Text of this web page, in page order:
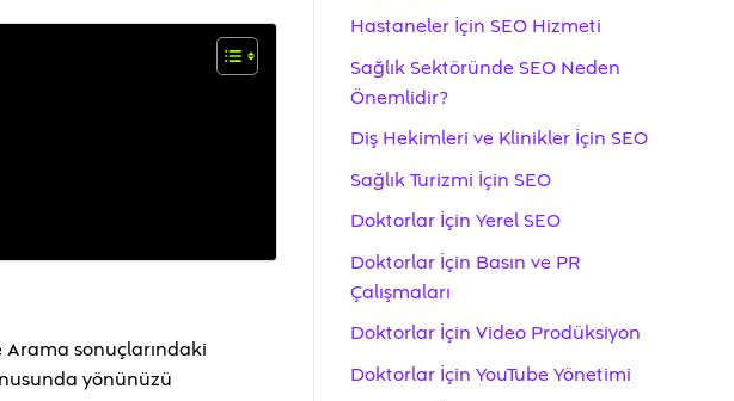
sonuçlarındaki
yönünüzü
Hastaneler İçin SEO Hizmeti
Sağlık Sektöründe SEO Neden
Önemlidir?
Diş Hekimleri ve Klinikler İçin SEO
Sağlık Turizmi İçin SEO
Doktorlar İçin Yerel SEO
Doktorlar İçin Basın ve PR
Çalışmaları
Doktorlar İçin Video Prodüksiyon
Doktorlar İçin YouTube Yönetimi